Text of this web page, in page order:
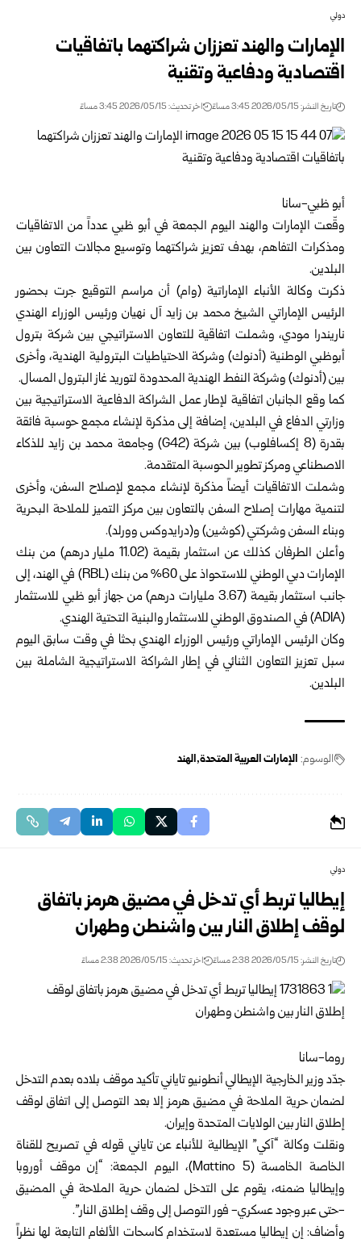
دولي
الإمارات والهند تعززان شراكتهما باتفاقيات
اقتصادية ودفاعية وتقنية
تاريخ النشر: 2026/05/15 3:45 مساءً اخر تحديث: 2026/05/15 3:45 مساءً
أبو ظبي-سانا‏
وقّعت الإمارات والهند اليوم الجمعة في أبو ظبي عدداً من الاتفاقيات
‌‏ومذكرات التفاهم، بهدف تعزيز شراكتهما وتوسيع مجالات التعاون بين
‏البلدين.‏
ذكرت وكالة الأنباء الإماراتية (وام) أن مراسم التوقيع جرت بحضور
‏الرئيس الإماراتي الشيخ محمد بن زايد آل نهيان ورئيس الوزراء الهندي
‏ناريندرا مودي، وشملت اتفاقية للتعاون الاستراتيجي بين شركة بترول
‏أبوظبي الوطنية (أدنوك) وشركة الاحتياطيات البترولية الهندية، وأخرى
بين ‌‏(أدنوك) وشركة النفط الهندية المحدودة لتوريد غاز البترول المسال.‏
كما وقع الجانبان اتفاقية لإطار عمل الشراكة الدفاعية الاستراتيجية بين
‏وزارتي الدفاع في البلدين، إضافة إلى مذكرة لإنشاء مجمع حوسبة فائقة
‏بقدرة (8 إكسافلوب) بين شركة (‏G42‌‏) وجامعة محمد بن زايد للذكاء
‏الاصطناعي ومركز تطوير الحوسبة المتقدمة. ‏
وشملت الاتفاقيات أيضاً مذكرة لإنشاء مجمع لإصلاح السفن، وأخرى
لتنمية ‏مهارات إصلاح السفن بالتعاون بين مركز التميز للملاحة البحرية
وبناء ‏السفن وشركتي (كوشين) و(درايدوكس وورلد).‏
وأعلن الطرفان كذلك عن استثمار بقيمة (11.02 مليار درهم) من بنك
‏الإمارات دبي الوطني للاستحواذ على 60% من بنك (‏RBL‏) في الهند، إلى
‏جانب استثمار بقيمة (3.67 مليارات درهم) من جهاز أبو ظبي للاستثمار
‌‏(‏ADIA‏) في الصندوق الوطني للاستثمار والبنية التحتية الهندي.‏
وكان الرئيس الإماراتي ورئيس الوزراء الهندي‏ بحثا في وقت سابق اليوم
‌‏سبل تعزيز التعاون ‏الثنائي في إطار الشراكة الاستراتيجية الشاملة بين
البلدين.‏
الوسوم: الإمارات العربية المتحدة الهند
دولي
إيطاليا تربط أي تدخل في مضيق هرمز باتفاق
لوقف إطلاق النار بين واشنطن وطهران
تاريخ النشر: 2026/05/15 2:38 مساءً اخر تحديث: 2026/05/15 2:38 مساءً
روما-سانا
جدّد وزير الخارجية الإيطالي أنطونيو تاياني تأكيد موقف بلاده بعدم التدخل
لضمان حرية الملاحة في مضيق هرمزإلا بعد التوصل إلى اتفاق لوقف
إطلاق النار بين الولايات المتحدة وإيران.
ونقلت وكالة “آكي” الإيطالية للأنباء عن تاياني قوله في تصريح للقناة
الخاصة الخامسة (Mattino 5)، اليوم الجمعة: “إن موقف أوروبا
وإيطاليا ضمنه، يقوم على التدخل لضمان حرية الملاحة في المضيق
-حتى عبر وجود عسكري- فور التوصل إلى وقف إطلاق النار”.
وأضاف: إن إيطاليا مستعدة لاستخدام كاسحات الألغام التابعة لها نظراً